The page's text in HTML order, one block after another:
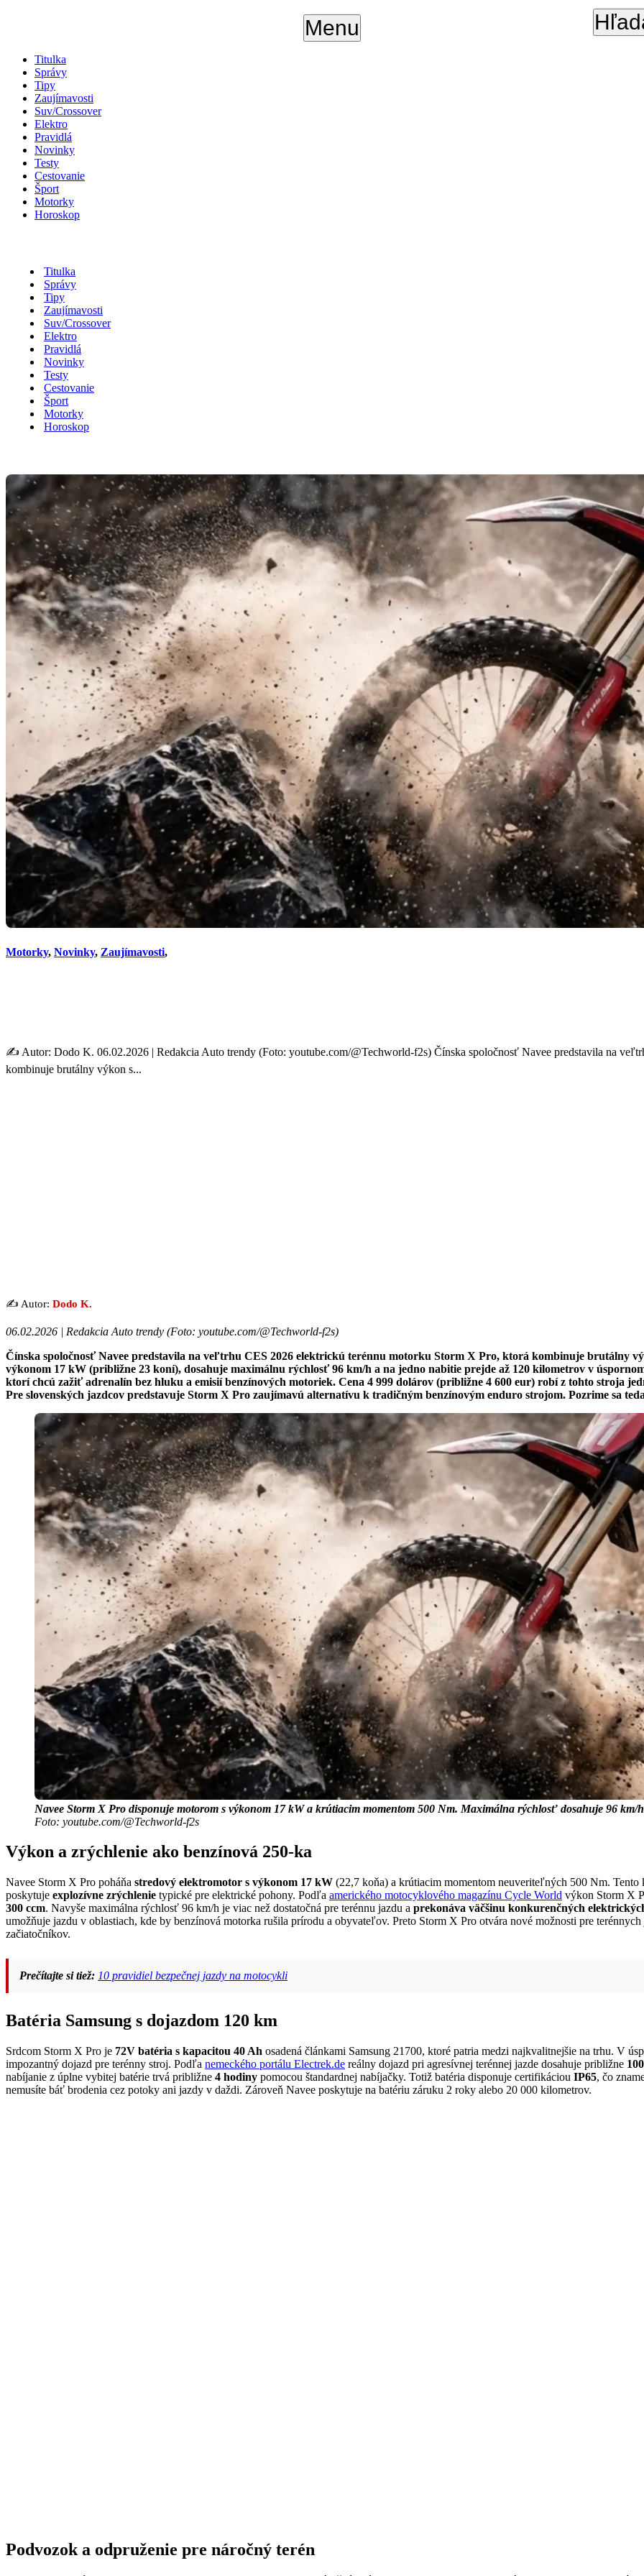
Menu
Titulka
Správy
Tipy
Zaujímavosti
Suv/Crossover
Elektro
Pravidlá
Novinky
Testy
Cestovanie
Šport
Motorky
Horoskop
Titulka
Správy
Tipy
Zaujímavosti
Suv/Crossover
Elektro
Pravidlá
Novinky
Testy
Cestovanie
Šport
Motorky
Horoskop
Motorky, Novinky, Zaujímavosti,
✍️ Autor: Dodo K. 06.02.2026 | Redakcia Auto trendy (Foto: youtube.com/@Techworld-f2s) Čínska spoločnosť Navee predstavila na
kombinuje brutálny výkon s...
✍️ Autor: Dodo K.
06.02.2026 | Redakcia Auto trendy (Foto: youtube.com/@Techworld-f2s)
Čínska spoločnosť Navee predstavila na veľtrhu CES 2026 elektrickú terénnu motorku Storm X Pro, ktorá kombinuje brutálny
výkonom 17 kW (približne 23 koní), dosahuje maximálnu rýchlosť 96 km/h a na jedno nabitie prejde až 120 kilometrov v
ktorí chcú zažiť adrenalín bez hluku a emisií benzínových motoriek. Cena 4 999 dolárov (približne 4 600 eur) robí z tohto stroja
Pre slovenských jazdcov predstavuje Storm X Pro zaujímavú alternatívu k tradičným benzínovým enduro strojom. Pozrime sa
Navee Storm X Pro disponuje motorom s výkonom 17 kW a krútiacim momentom 500 Nm. Maximálna rýchlosť dosahuje 96 km/
Foto: youtube.com/@Techworld-f2s
Výkon a zrýchlenie ako benzínová 250-ka
Navee Storm X Pro poháňa stredový elektromotor s výkonom 17 kW (22,7 koňa) a krútiacim momentom neuveriteľných 500 Nm.
poskytuje explozívne zrýchlenie typické pre elektrické pohony. Podľa amerického motocyklového magazínu Cycle World výkon Storm X
300 ccm. Navyše maximálna rýchlosť 96 km/h je viac než dostatočná pre terénnu jazdu a prekonáva väčšinu konkurenčných
umožňuje jazdu v oblastiach, kde by benzínová motorka rušila prírodu a obyvateľov. Preto Storm X Pro otvára nové možnosti pre
začiatočníkov.
Prečítajte si tiež: 10 pravidiel bezpečnej jazdy na motocykli
Batéria Samsung s dojazdom 120 km
Srdcom Storm X Pro je 72V batéria s kapacitou 40 Ah osadená článkami Samsung 21700, ktoré patria medzi najkvalitnejšie na trhu. V
impozantný dojazd pre terénny stroj. Podľa nemeckého portálu Electrek.de reálny dojazd pri agresívnej terénnej jazde dosahuje približne
nabíjanie z úplne vybitej batérie trvá približne 4 hodiny pomocou štandardnej nabíjačky. Totiž batéria disponuje certifikáciou IP65, čo
nemusíte báť brodenia cez potoky ani jazdy v daždi. Zároveň Navee poskytuje na batériu záruku 2 roky alebo 20 000 kilometrov.
Podvozok a odpruženie pre náročný terén